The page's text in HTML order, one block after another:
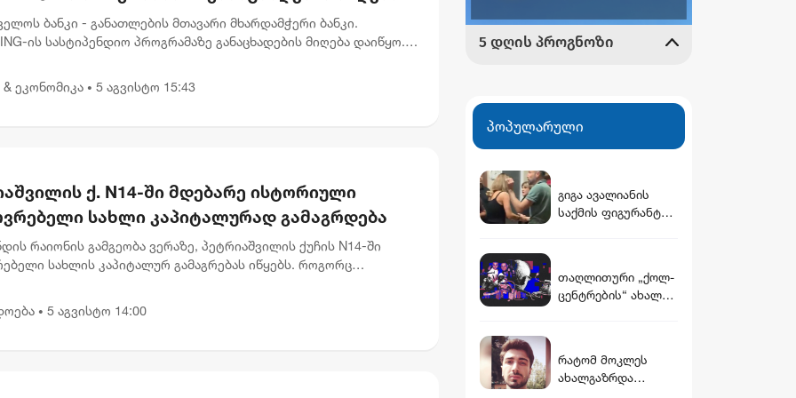
ბანკი - განათლების მთავარი მხარდამჭერი ბანკი.
ის სასტიპენდიო პროგრამაზე განაცხადების მიღება დაიწყო.
სურ...
& ეკონომიკა • 5 აგვისტო 15:43
ქ. N14-ში მდებარე ისტორიული
სახლი კაპიტალურად გამაგრდება
რაიონის გამგეობა ვერაზე, პეტრიაშვილის ქუჩის N14-ში
სახლის კაპიტალურ გამაგრებას იწყებს. როგორც
• 5 აგვისტო 14:00
პოპულარული
გიგა ავალიანის
საქმის ფიგურანტი
თაღლითური „ქოლ-
ცენტრების“ ახალი
„სტუდია
მონიტორმა“
რატომ მოკლეს
ახალგაზრდა